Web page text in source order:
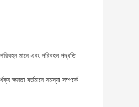
মানে এবং পরিবহন পদ্ধতি
ক্ষমতা বর্তমানে সমস্যা সম্পর্কে